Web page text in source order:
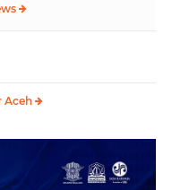
Aceh